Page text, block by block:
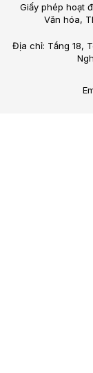
Giấy phép hoạt
Văn hóa,
Địa chỉ: Tầng 18,